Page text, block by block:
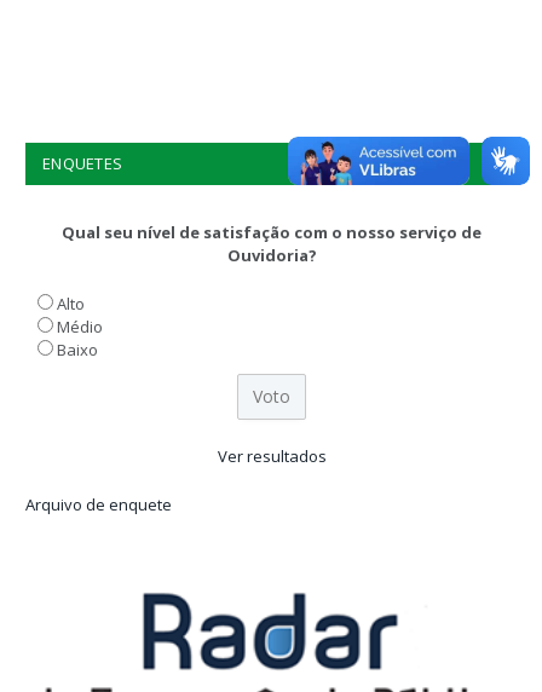
ENQUETES
Qual seu nível de satisfação com o nosso serviço de
Ouvidoria?
Alto
Médio
Baixo
Ver resultados
Arquivo de enquete